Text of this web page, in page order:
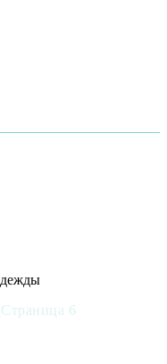
Страница 6